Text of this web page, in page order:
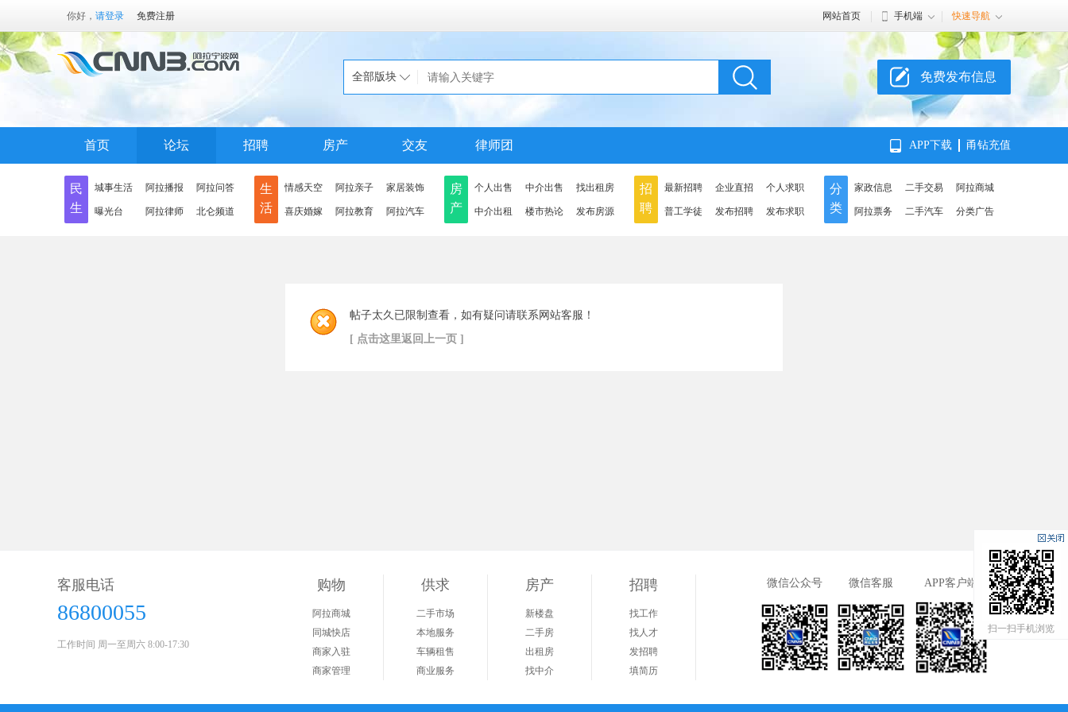
你好， 请登录 免费注册 网站首页 手机端 快速导航
全部版块 免费发布信息
首页 论坛 招聘 房产 交友 律师团 APP下载 甬钻充值
民
生
城事生活 阿拉播报 阿拉问答
曝光台 阿拉律师 北仑频道
生
活
情感天空 阿拉亲子 家居装饰
喜庆婚嫁 阿拉教育 阿拉汽车
房
产
个人出售 中介出售 找出租房
中介出租 楼市热论 发布房源
招
聘
最新招聘 企业直招 个人求职
普工学徒 发布招聘 发布求职
分
类
家政信息 二手交易 阿拉商城
阿拉票务 二手汽车 分类广告
帖子太久已限制查看，如有疑问请联系网站客服！
[ 点击这里返回上一页 ]
扫一扫手机浏览
客服电话
86800055
工作时间 周一至周六 8:00-17:30
购物
阿拉商城
同城快店
商家入驻
商家管理
供求
二手市场
本地服务
车辆租售
商业服务
房产
新楼盘
二手房
出租房
找中介
招聘
找工作
找人才
发招聘
填简历
微信公众号 微信客服 APP客户端